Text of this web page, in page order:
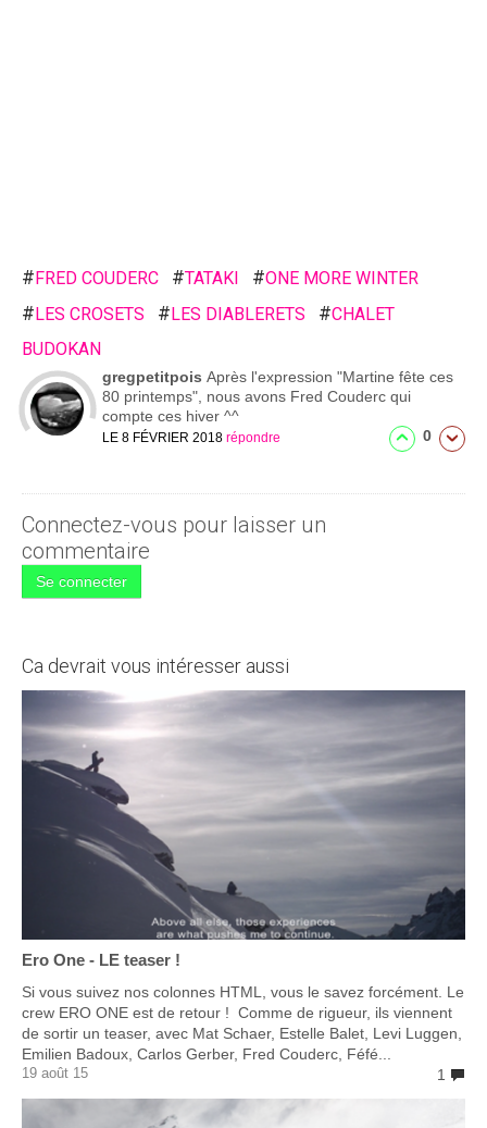
# FRED COUDERC #TATAKI #ONE MORE WINTER
# LES CROSETS # LES DIABLERETS #CHALET
BUDOKAN
gregpetitpois Après l'expression "Martine fête ces
80 printemps", nous avons Fred Couderc qui
compte ces hiver ^^
LE 8 FÉVRIER 2018 répondre 0
Connectez-vous pour laisser un
commentaire
Se connecter
Ca devrait vous intéresser aussi
Ero One - LE teaser !
Si vous suivez nos colonnes HTML, vous le savez forcément. Le
crew ERO ONE est de retour ! Comme de rigueur, ils viennent
de sortir un teaser, avec Mat Schaer, Estelle Balet, Levi Luggen,
Emilien Badoux, Carlos Gerber, Fred Couderc, Féfé...
1
19 août 15